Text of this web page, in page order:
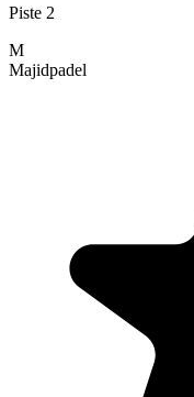
Piste 2
M
Majidpadel